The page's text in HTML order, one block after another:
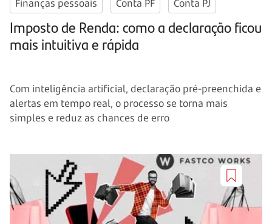
Finanças pessoais Conta PF Conta PJ
Imposto de Renda: como a declaração ficou
mais intuitiva e rápida
Com inteligência artificial, declaração pré-preenchida e
alertas em tempo real, o processo se torna mais
simples e reduz as chances de erro